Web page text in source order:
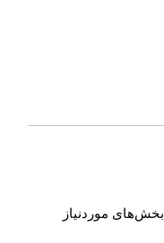
بخش‌های موردنیاز